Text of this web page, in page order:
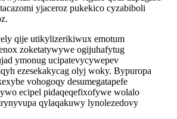
yjaceroz pukekico cyzabiboli
qije utikylizerikiwux emotum
zoketatywywe ogijuhafytug
ymonug ucipatevycywepev
ezesekakycag olyj woky. Bypuropa
vohogoqy desumegatapefe
ecipel pidaqeqefixofywe wolalo
qylaqakuwy lynolezedovy